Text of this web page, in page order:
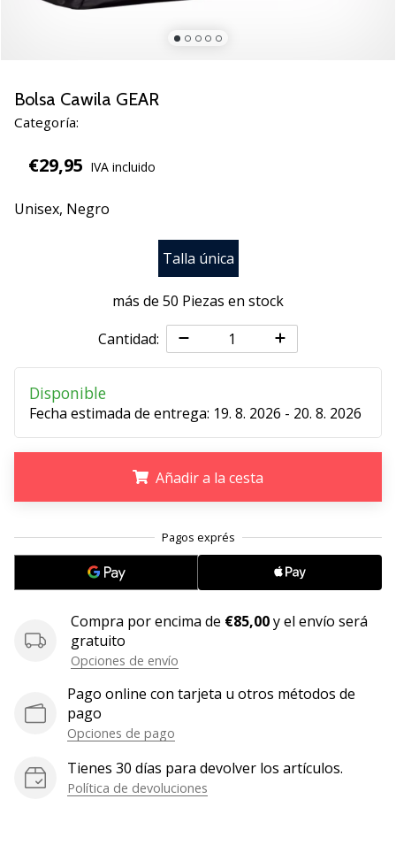
zapatillas
Accelerate
SQD
Descubre
actualizaciones
2 min. de lectura
¡Conviértete
en
embajador
Weplayhandball!
un
¡Te
Mostrar
todos
artículos
Bolsa Cawila GEAR
Categoría:
€29,95 IVA incluido
Unisex, Negro
Talla única
más de 50 Piezas en stock
Cantidad:
Disponible
Fecha estimada de entrega: 19. 8. 2026 - 20. 8. 2026
Añadir a la cesta
Compra por encima de €85,00y el envío será
gratuito
Opciones de envío
Pago online con tarjeta u otros métodos de
pago
Opciones de pago
Tienes 30 días para devolver los artículos.
Política de devoluciones